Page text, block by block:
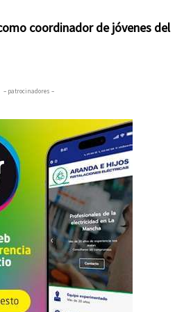
coordinador de jóvenes del
– patrocinadores –